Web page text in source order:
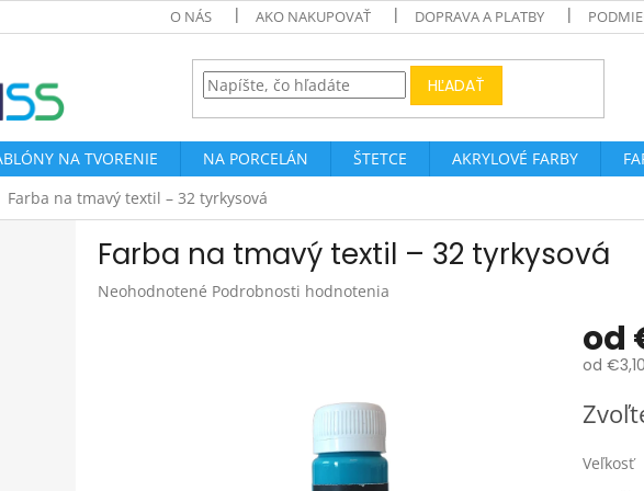
O NÁS AKO NAKUPOVAŤ DOPRAVA A PLATBY
HĽADAŤ
NA TVORENIE NA PORCELÁN ŠTETCE AKRYLOVÉ FARBY
Farba na tmavý textil – 32 tyrkysová
Farba na tmavý textil – 32 tyrkysová
Priemerné
Neohodnotené Podrobnosti hodnotenia
od
od €3,10
cena:
Veľkosť